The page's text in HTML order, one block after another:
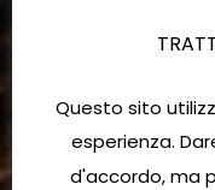
Questo sito
esperienza.
d'accordo, ma